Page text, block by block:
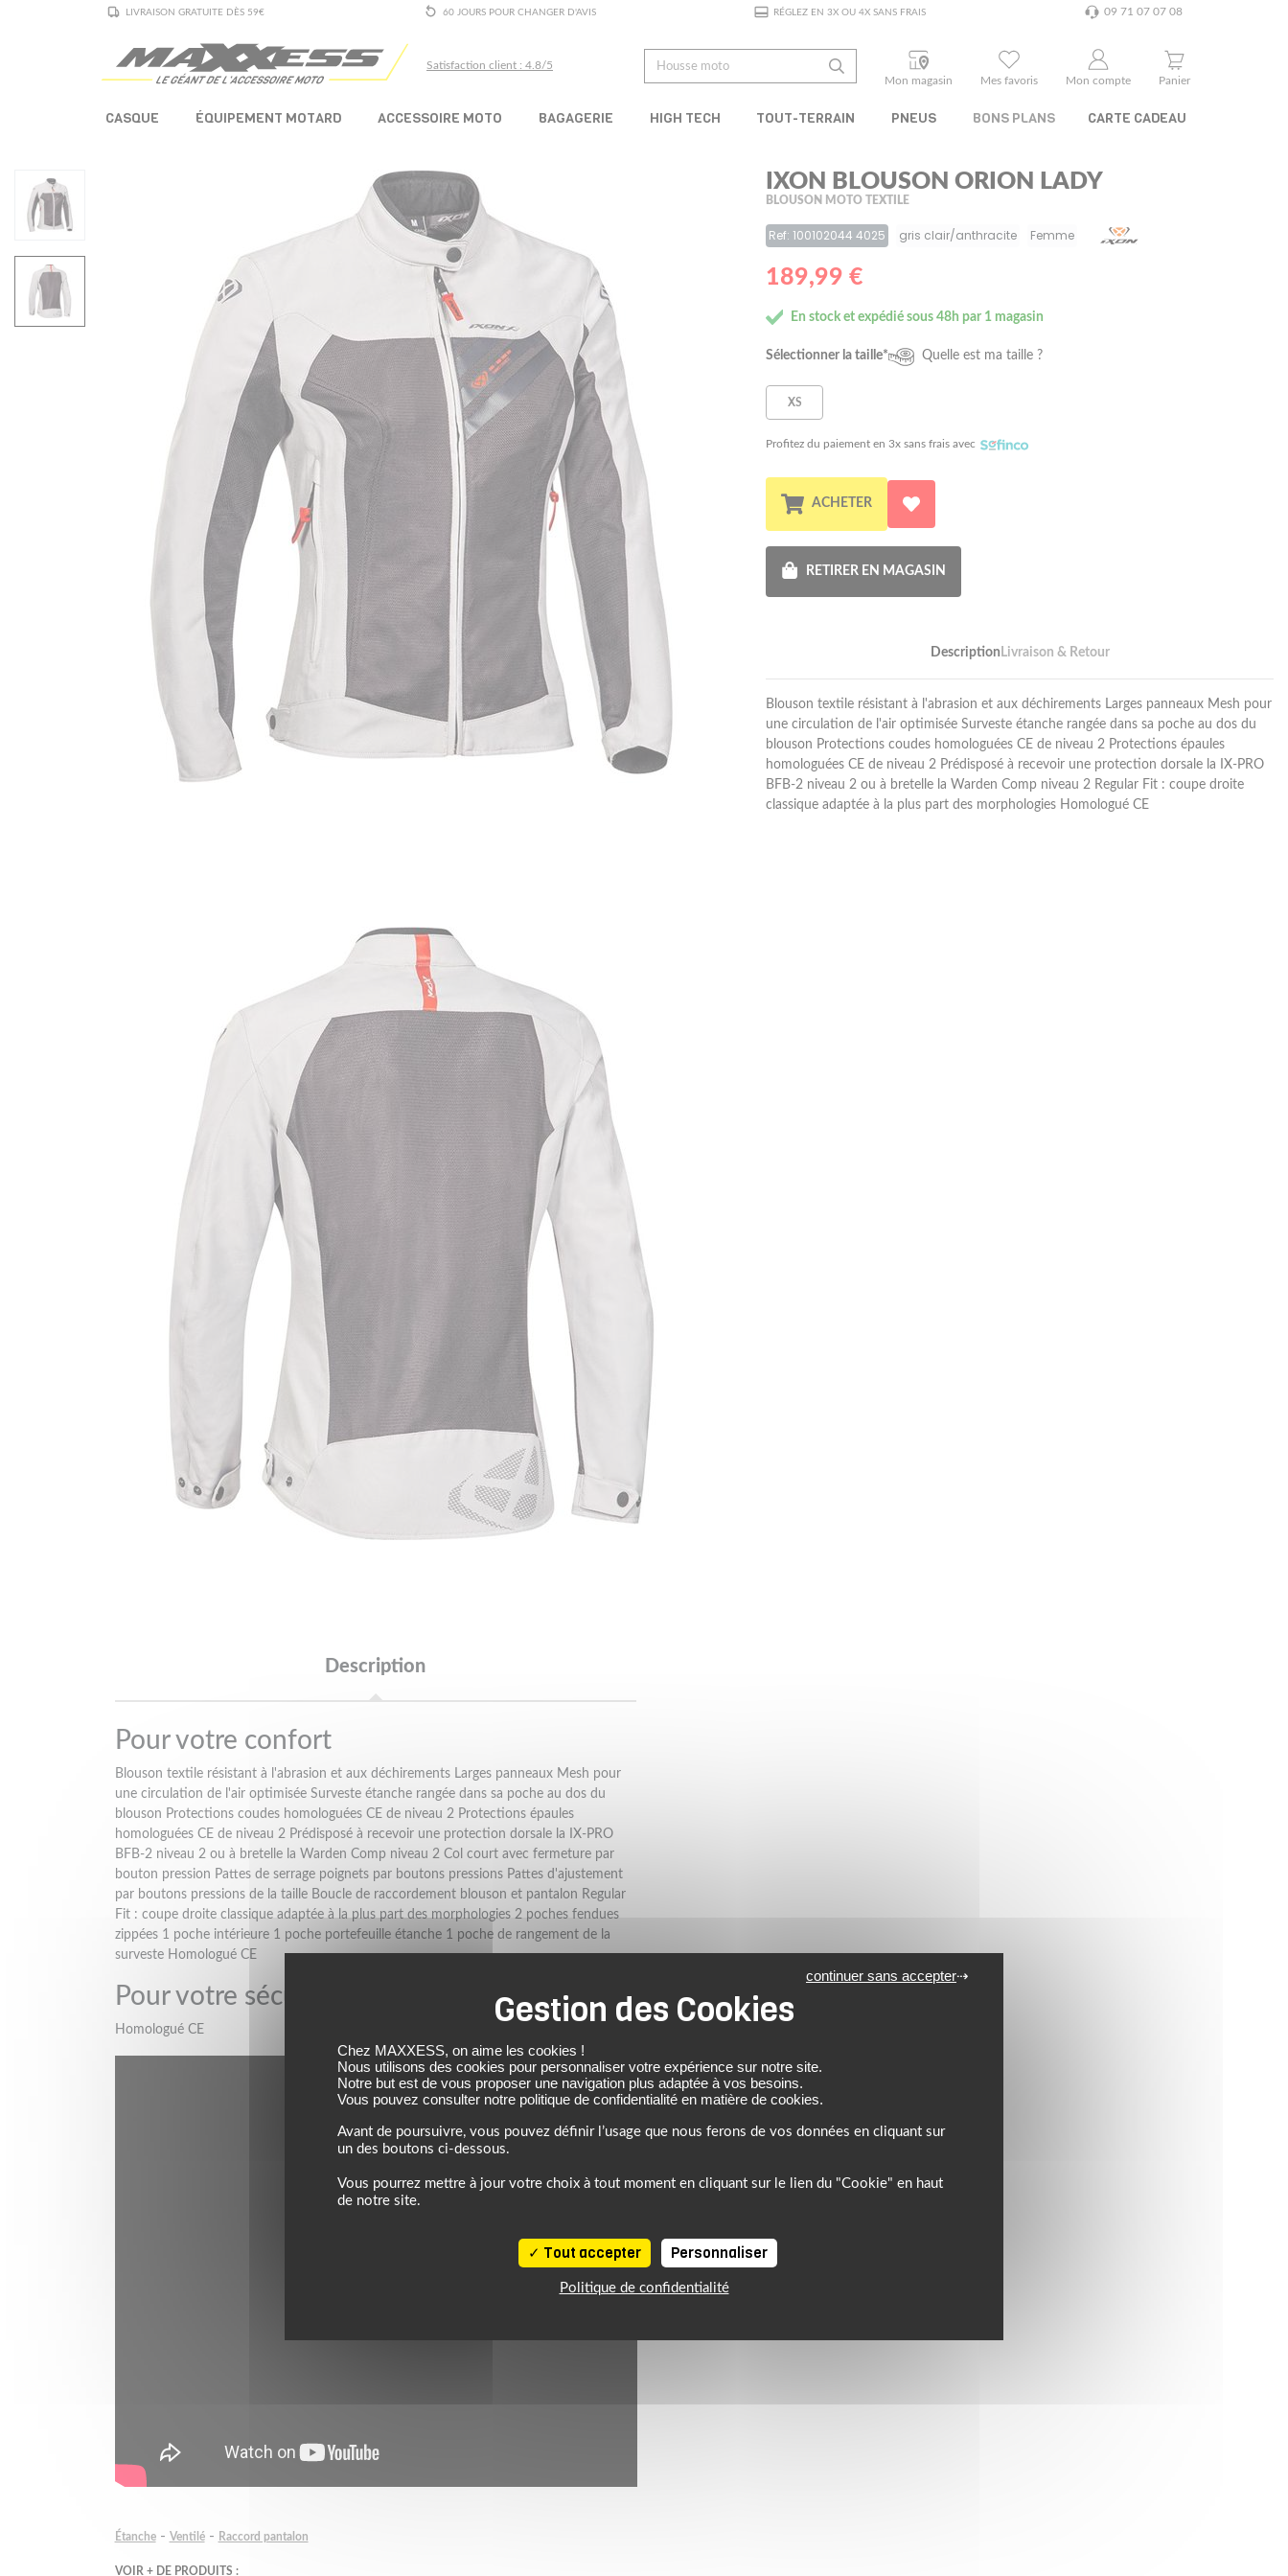
LIVRAISON GRATUITE DÈS 59€ 60 JOURS POUR CHANGER D'AVIS RÉGLEZ EN 3X OU 4X SANS FRAIS 09 71 07 07 08
Satisfaction client : 4.8/5
Mon magasin
Mes favoris Mon compte Panier
CASQUE ÉQUIPEMENT MOTARD ACCESSOIRE MOTO BAGAGERIE HIGH TECH TOUT-TERRAIN PNEUS BONS PLANS CARTE CADEAU
Description
Pour votre confort
Blouson textile résistant à l'abrasion et aux déchirements Larges panneaux Mesh pour
une circulation de l'air optimisée Surveste étanche rangée dans sa poche au dos du
blouson Protections coudes homologuées CE de niveau 2 Protections épaules
homologuées CE de niveau 2 Prédisposé à recevoir une protection dorsale la IX-PRO
BFB-2 niveau 2 ou à bretelle la Warden Comp niveau 2 Col court avec fermeture par
bouton pression Pattes de serrage poignets par boutons pressions Pattes d'ajustement
par boutons pressions de la taille Boucle de raccordement blouson et pantalon Regular
Fit : coupe droite classique adaptée à la plus part des morphologies 2 poches fendues
zippées 1 poche intérieure 1 poche portefeuille étanche 1 poche de rangement de la
surveste Homologué CE
Pour votre sécurité
Homologué CE
Étanche - Ventilé - Raccord pantalon
VOIR + DE PRODUITS :
IXON BLOUSON ORION LADY
BLOUSON MOTO TEXTILE
Ref: 100102044 4025 gris clair/anthracite Femme
189,99 €
En stock et expédié sous 48h par 1 magasin
Sélectionner la taille* Quelle est ma taille ?
XS
Profitez du paiement en 3x sans frais avec
ACHETER
RETIRER EN MAGASIN
Description Livraison & Retour
Blouson textile résistant à l'abrasion et aux déchirements Larges panneaux Mesh pour
une circulation de l'air optimisée Surveste étanche rangée dans sa poche au dos du
blouson Protections coudes homologuées CE de niveau 2 Protections épaules
homologuées CE de niveau 2 Prédisposé à recevoir une protection dorsale la IX-PRO
BFB-2 niveau 2 ou à bretelle la Warden Comp niveau 2 Regular Fit : coupe droite
classique adaptée à la plus part des morphologies Homologué CE
Chez MAXXESS, on aime les cookies !
Nous utilisons des cookies pour personnaliser votre expérience sur notre site.
Notre but est de vous proposer une navigation plus adaptée à vos besoins.
Vous pouvez consulter notre politique de confidentialité en matière de cookies.
Avant de poursuivre, vous pouvez définir l’usage que nous ferons de vos données en cliquant sur
un des boutons ci-dessous.
Vous pourrez mettre à jour votre choix à tout moment en cliquant sur le lien du "Cookie" en haut
de notre site.
Tout accepter
continuer sans accepter
Personnaliser
Politique de confidentialité